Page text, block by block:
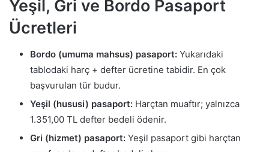
Yeşil, Gri ve Bordo Pasaport
Ücretleri
Bordo (umuma mahsus) pasaport: Yukarıdaki
tablodaki harç + defter ücretine tabidir. En çok
başvurulan tür budur.
Yeşil (hususi) pasaport: Harçtan muaftır; yalnızca
1.351,00 TL defter bedeli ödenir.
Gri (hizmet) pasaport: Yeşil pasaport gibi harçtan